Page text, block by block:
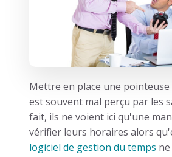
Mettre en place une
est souvent mal perçu par les
fait, ils ne voient ici qu'une
vérifier leurs horaires alors
logiciel de gestion du temps